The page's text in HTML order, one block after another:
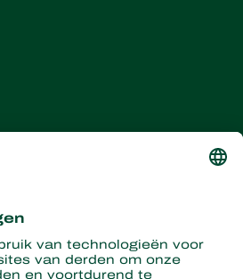
nieuws en
aanmelden